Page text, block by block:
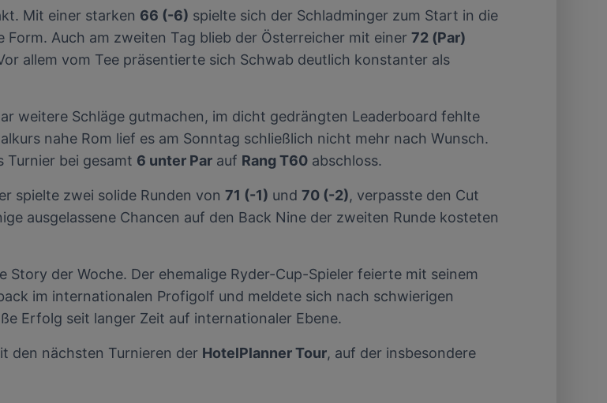
Mit einer starken 66 (-6) spielte sich der Schladminger zum Start in die
Auch am zweiten Tag blieb der Österreicher mit einer 72 (Par)
allem vom Tee präsentierte sich Schwab deutlich konstanter als
weitere Schläge gutmachen, im dicht gedrängten Leaderboard fehlte
nahe Rom lief es am Sonntag schließlich nicht mehr nach Wunsch.
bei gesamt 6 unter Par auf Rang T60 abschloss.
spielte zwei solide Runden von 71 (-1) und 70 (-2), verpasste den Cut
ausgelassene Chancen auf den Back Nine der zweiten Runde kosteten
Story der Woche. Der ehemalige Ryder-Cup-Spieler feierte mit seinem
im internationalen Profigolf und meldete sich nach schwierigen
Erfolg seit langer Zeit auf internationaler Ebene.
den nächsten Turnieren der HotelPlanner Tour, auf der insbesondere
zur Identifikation aktiv abfragen. Speichern von oder Zugriff
Werbung und Inhalte, Messung von Werbeleistung und der
sowie Entwicklung und Verbesserung von Angeboten.